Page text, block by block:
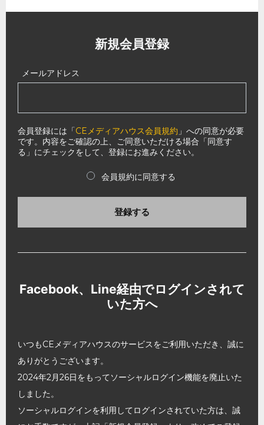
新規会員登録
メールアドレス
会員登録には「CEメディアハウス会員規約 」への同意が必要
です。内容をご確認の上、ご同意いただける場合「同意す
る」にチェックをして、登録にお進みください。
会員規約に同意する
登録する
Facebook、Line経由でログインされて
いた方へ
いつもCEメディアハウスのサービスをご利用いただき、誠に
ありがとうございます。
2024年2月26日をもってソーシャルログイン機能を廃止いた
しました。
ソーシャルログインを利用してログインされていた方は、誠